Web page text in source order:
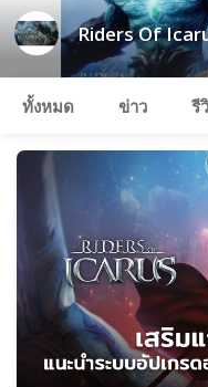
Riders Of
ทั้งหมด ข่าว รี